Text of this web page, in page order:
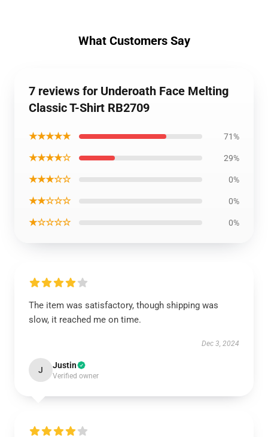
What Customers Say
7 reviews for Underoath Face Melting
Classic T-Shirt RB2709
★★★★★ 71%
★★★★☆ 29%
★★★☆☆ 0%
★★☆☆☆ 0%
★☆☆☆☆ 0%
The item was satisfactory, though shipping was
slow, it reached me on time.
Dec 3, 2024
J Justin
Verified owner